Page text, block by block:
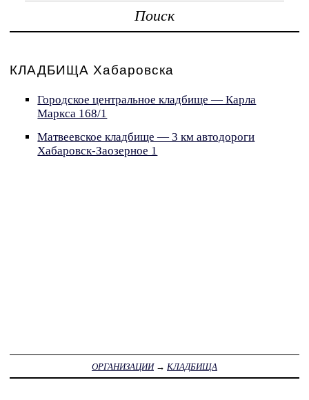
Поиск
КЛАДБИЩА Хабаровска
Городское центральное кладбище — Карла
Маркса 168/1
Матвеевское кладбище — 3 км автодороги
Хабаровск-Заозерное 1
ОРГАНИЗАЦИИ→ КЛАДБИЩА